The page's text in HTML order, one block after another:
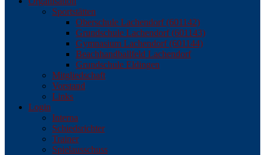
Sportstätten
Oberschule Lachendorf (601142)
Grundschule Lachendorf (601143)
Gymnasium Lachendorf (601144)
Beachhandballfeld Lachendorf
Grundschule Eldingen
Mitgliedschaft
Vorstand
Links
Login
Interna
Schiedsrichter
Trainer
Spielausschuss